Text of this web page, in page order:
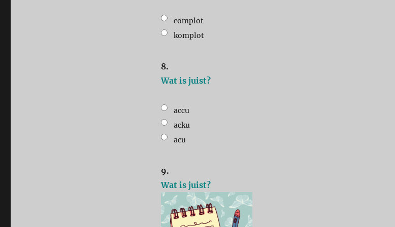
complot
komplot
8.
Wat is juist?
accu
acku
acu
9.
Wat is juist?